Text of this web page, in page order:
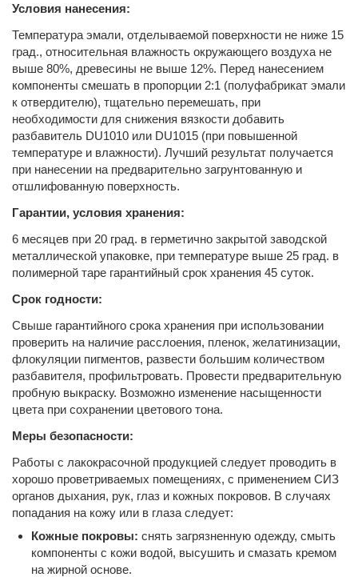
Условия нанесения:
Температура эмали, отделываемой поверхности не ниже 15
град., относительная влажность окружающего воздуха не
выше 80%, древесины не выше 12%. Перед нанесением
компоненты смешать в пропорции 2:1 (полуфабрикат эмали
к отвердителю), тщательно перемешать, при
необходимости для снижения вязкости добавить
разбавитель DU1010 или DU1015 (при повышенной
температуре и влажности). Лучший результат получается
при нанесении на предварительно загрунтованную и
отшлифованную поверхность.
Гарантии, условия хранения:
6 месяцев при 20 град. в герметично закрытой заводской
металлической упаковке, при температуре выше 25 град. в
полимерной таре гарантийный срок хранения 45 суток.
Срок годности:
Свыше гарантийного срока хранения при использовании
проверить на наличие расслоения, пленок, желатинизации,
флокуляции пигментов, развести большим количеством
разбавителя, профильтровать. Провести предварительную
пробную выкраску. Возможно изменение насыщенности
цвета при сохранении цветового тона.
Меры безопасности:
Работы с лакокрасочной продукцией следует проводить в
хорошо проветриваемых помещениях, с применением СИЗ
органов дыхания, рук, глаз и кожных покровов. В случаях
попадания на кожу или в глаза следует:
Кожные покровы: снять загрязненную одежду, смыть
компоненты с кожи водой, высушить и смазать кремом
на жирной основе.